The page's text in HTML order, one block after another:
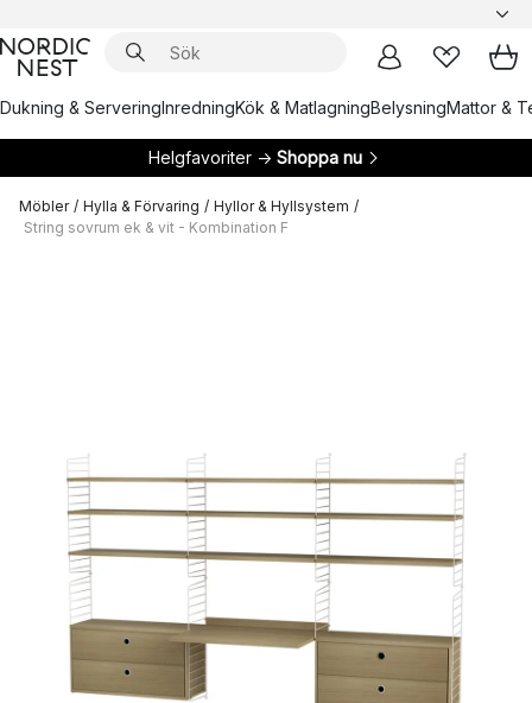
Dukning & ServeringInredningKök & MatlagningBelysningMattor &
Helgfavoriter → Shoppa nu
Möbler / Hylla & Förvaring / Hyllor & Hyllsystem /
String sovrum ek & vit - Kombination F